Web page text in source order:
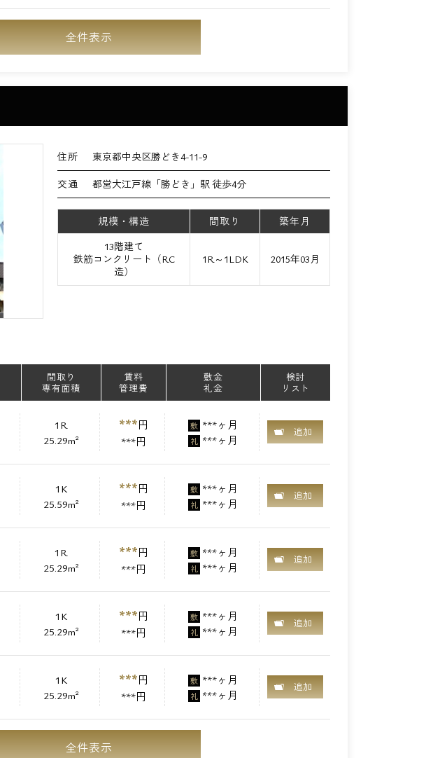
全件表示
住所 東京都中央区勝どき4-11-9
交通 都営大江戸線「勝どき」駅 徒歩4分
規模・構造 間取り
築年月
13階建て
鉄筋コンクリート（RC
造）
1R～1LDK 2015年03月
間取り
専有面積
賃料
管理費
敷金
礼金
検討
リスト
1R
25.29m²
***円
***円
敷 ***ヶ月
礼 ***ヶ月
追加
1K
25.59m²
***円
***円
敷 ***ヶ月
礼 ***ヶ月
追加
1R
25.29m²
***円
***円
敷 ***ヶ月
礼 ***ヶ月
追加
1K
25.29m²
***円
***円
敷 ***ヶ月
礼 ***ヶ月
追加
1K
25.29m²
***円
***円
敷 ***ヶ月
礼 ***ヶ月
追加
全件表示